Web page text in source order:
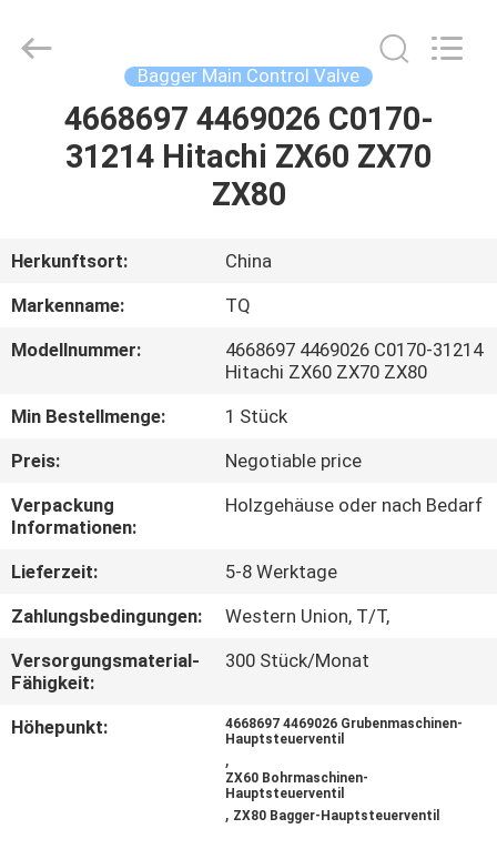
STARTSEITE
VIDEOS
SHOW
UNS
TOUR
QUALITÄTSKONTROLLE
KONTAKT
Machinery
Bagger Main Control Valve
4668697 4469026 C0170-
31214 Hitachi ZX60 ZX70
ZX80
Herkunftsort:
China
Markenname:
TQ
Modellnummer:
4668697 4469026 C0170-31214
Hitachi ZX60 ZX70 ZX80
Min Bestellmenge:
1 Stück
Preis:
Negotiable price
Verpackung
Informationen:
Holzgehäuse oder nach Bedarf
Lieferzeit:
5-8 Werktage
Zahlungsbedingungen:
Western Union, T/T,
Versorgungsmaterial-
Fähigkeit:
300 Stück/Monat
Höhepunkt:
4668697 4469026 Grubenmaschinen-
Hauptsteuerventil
,
ZX60 Bohrmaschinen-
Hauptsteuerventil
, ZX80 Bagger-Hauptsteuerventil